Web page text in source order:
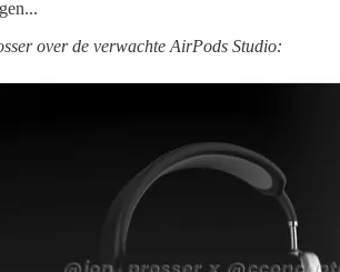
over de verwachte AirPods Studio: